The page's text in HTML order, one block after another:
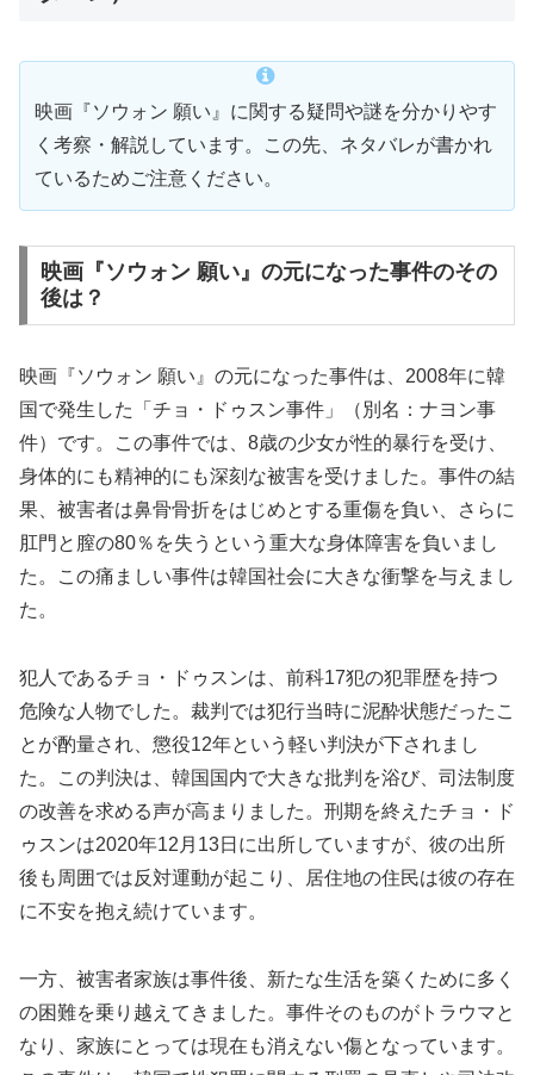
映画『ソウォン 願い』に関する疑問や謎を分かりやす
く考察・解説しています。この先、ネタバレが書かれ
ているためご注意ください。
映画『ソウォン 願い』の元になった事件のその
後は？
映画『ソウォン 願い』の元になった事件は、2008年に韓
国で発生した「チョ・ドゥスン事件」（別名：ナヨン事
件）です。この事件では、8歳の少女が性的暴行を受け、
身体的にも精神的にも深刻な被害を受けました。事件の結
果、被害者は鼻骨骨折をはじめとする重傷を負い、さらに
肛門と膣の80％を失うという重大な身体障害を負いまし
た。この痛ましい事件は韓国社会に大きな衝撃を与えまし
た。
犯人であるチョ・ドゥスンは、前科17犯の犯罪歴を持つ
危険な人物でした。裁判では犯行当時に泥酔状態だったこ
とが酌量され、懲役12年という軽い判決が下されまし
た。この判決は、韓国国内で大きな批判を浴び、司法制度
の改善を求める声が高まりました。刑期を終えたチョ・ド
ゥスンは2020年12月13日に出所していますが、彼の出所
後も周囲では反対運動が起こり、居住地の住民は彼の存在
に不安を抱え続けています。
一方、被害者家族は事件後、新たな生活を築くために多く
の困難を乗り越えてきました。事件そのものがトラウマと
なり、家族にとっては現在も消えない傷となっています。